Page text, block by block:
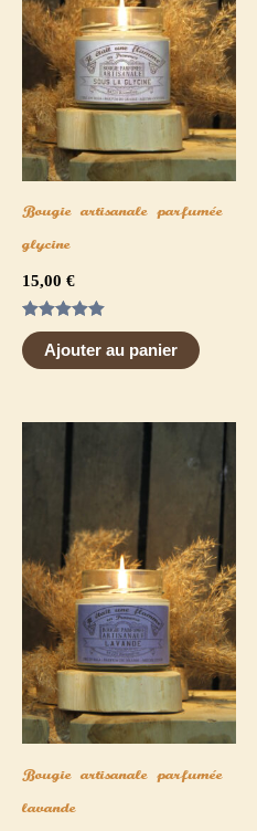
Bougie artisanale parfumée
glycine
15,00 €
Note
5.00
sur 5
Ajouter au panier
Bougie artisanale parfumée
lavande